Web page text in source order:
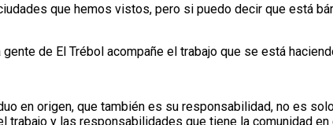
que hemos vistos, pero si puedo decir que está
de El Trébol acompañe el trabajo que se está
en origen, que también es su responsabilidad, no es
y las responsabilidades que tiene la comunidad en